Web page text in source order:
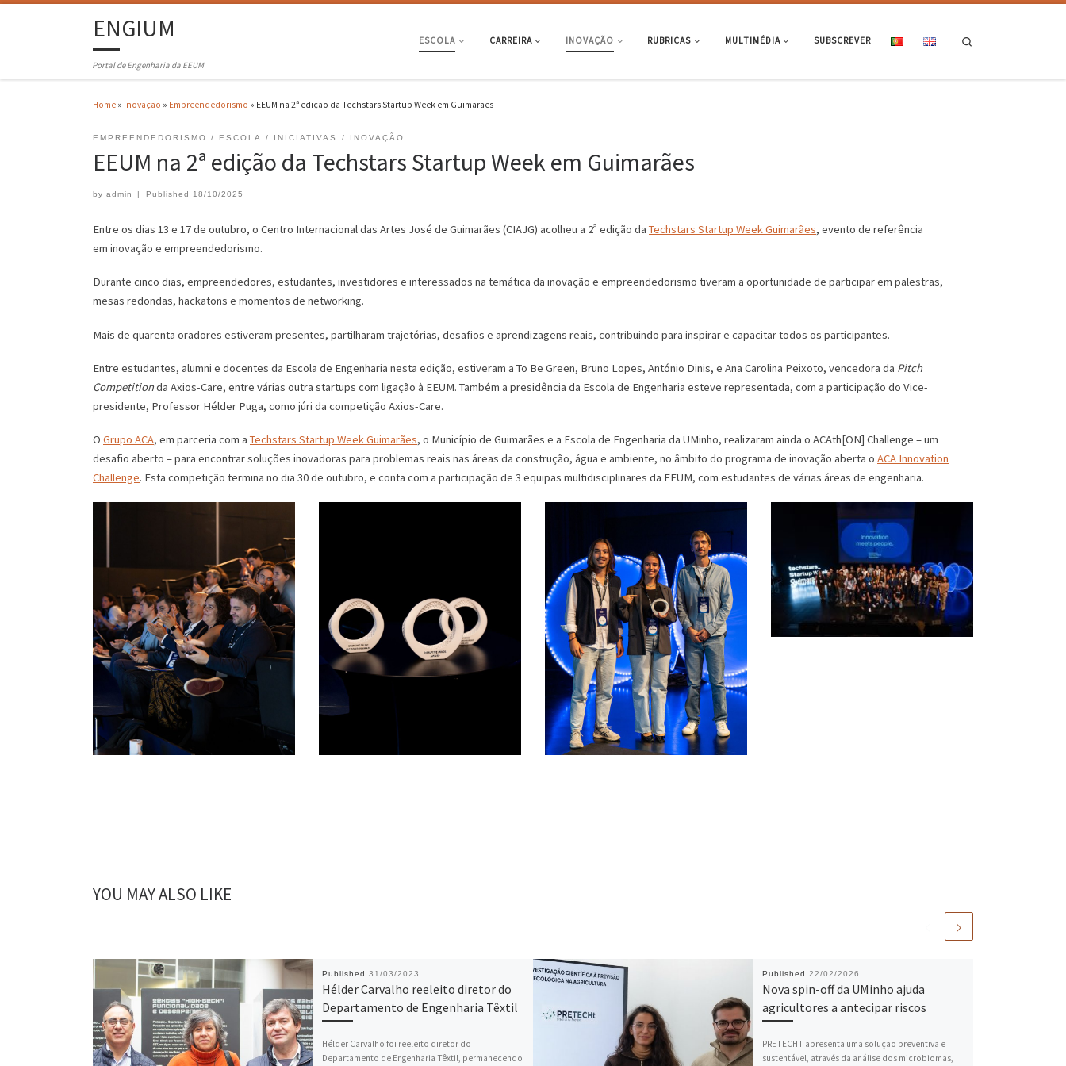
ENGIUM
Portal de Engenharia da EEUM
ESCOLA CARREIRA INOVAÇÃO RUBRICAS MULTIMÉDIA SUBSCREVER
Home » Inovação » Empreendedorismo » EEUM na 2ª edição da Techstars Startup Week em Guimarães
EMPREENDEDORISMO ESCOLA INICIATIVAS INOVAÇÃO
EEUM na 2ª edição da Techstars Startup Week em Guimarães
by admin | Published 18/10/2025
Entre os dias 13 e 17 de outubro, o Centro Internacional das Artes José de Guimarães (CIAJG) acolheu a 2ª edição da Techstars Startup Week Guimarães, evento de referência
em inovação e empreendedorismo.
Durante cinco dias, empreendedores, estudantes, investidores e interessados na temática da inovação e empreendedorismo tiveram a oportunidade de participar em palestras,
mesas redondas, hackatons e momentos de networking.
Mais de quarenta oradores estiveram presentes, partilharam trajetórias, desafios e aprendizagens reais, contribuindo para inspirar e capacitar todos os participantes.
Entre estudantes, alumni e docentes da Escola de Engenharia nesta edição, estiveram a To Be Green, Bruno Lopes, António Dinis, e Ana Carolina Peixoto, vencedora da Pitch
Competitionda Axios-Care, entre várias outra startups com ligação à EEUM. Também a presidência da Escola de Engenharia esteve representada, com a participação do Vice-
presidente, Professor Hélder Puga, como júri da competição Axios-Care.
O Grupo ACA, em parceria com a Techstars Startup Week Guimarães, o Município de Guimarães e a Escola de Engenharia da UMinho, realizaram ainda o ACAth[ON] Challenge – um
desafio aberto – para encontrar soluções inovadoras para problemas reais nas áreas da construção, água e ambiente, no âmbito do programa de inovação aberta o ACA Innovation
Challenge. Esta competição termina no dia 30 de outubro, e conta com a participação de 3 equipas multidisciplinares da EEUM, com estudantes de várias áreas de engenharia.
YOU MAY ALSO LIKE
Published 31/03/2023
Hélder Carvalho reeleito diretor do
Departamento de Engenharia Têxtil
Hélder Carvalho foi reeleito diretor do
Departamento de Engenharia Têxtil, permanecendo
Published 22/02/2026
Nova spin-off da UMinho ajuda
agricultores a antecipar riscos
PRETECHT apresenta uma solução preventiva e
sustentável, através da análise dos microbiomas,